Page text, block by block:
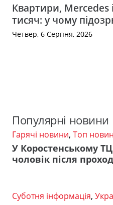
Квартири, Mercedes
тисяч: у чому
Четвер, 6 Серпня, 2026
Популярні новини
Гарячі новини, Топ
У Коростенському
чоловік після
Суботня інформація,